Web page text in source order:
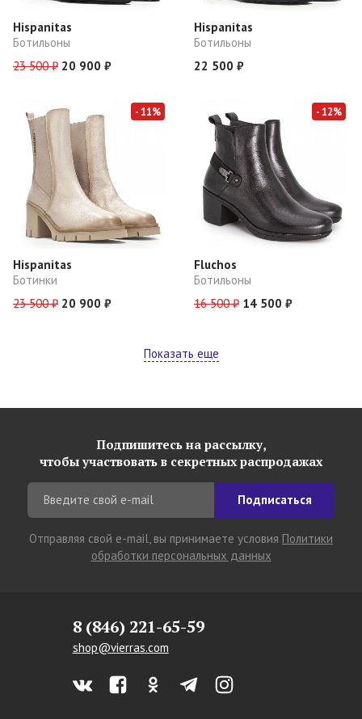
Hispanitas
Ботильоны
23 500 ₽ 20 900 ₽
Hispanitas
Ботильоны
22 500 ₽
- 11%
Hispanitas
Ботинки
23 500 ₽ 20 900 ₽
- 12%
Fluchos
Ботильоны
16 500 ₽ 14 500 ₽
Показать еще
Подпишитесь на рассылку,
чтобы участвовать в секретных распродажах
Подписаться
Отправляя свой e-mail, вы принимаете условия Политики
обработки персональных данных
8 (846) 221-65-59
shop@vierras.com